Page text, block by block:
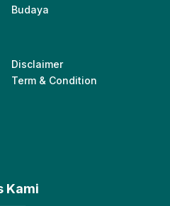
Budaya
Disclaimer
Term & Condition
Kami